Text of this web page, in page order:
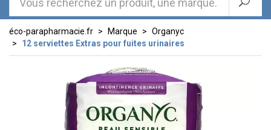
éco-parapharmacie.fr Marque
Organyc
12 serviettes Extras pour fuites urinaires